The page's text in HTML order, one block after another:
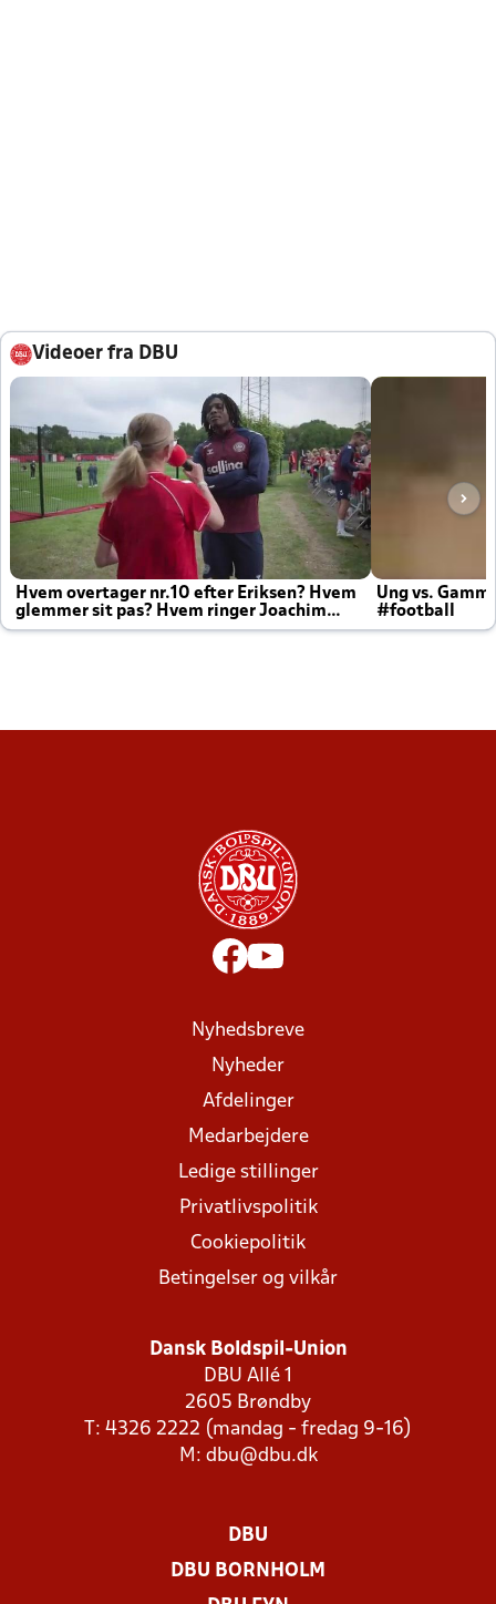
Videoer fra DBU
Hvem overtager nr.10 efter Eriksen? Hvem
glemmer sit pas? Hvem ringer Joachim
altid til efter kampe?
Ung vs.
#football
Nyhedsbreve
Nyheder
Afdelinger
Medarbejdere
Ledige stillinger
Privatlivspolitik
Cookiepolitik
Betingelser og vilkår
Dansk Boldspil-Union
DBU Allé 1
2605 Brøndby
T: 4326 2222 (mandag - fredag 9-16)
M: dbu@dbu.dk
DBU
DBU BORNHOLM